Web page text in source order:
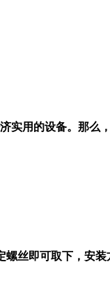
实用的设备。那么
丝即可取下，安装